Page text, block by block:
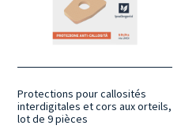
Protections pour callosités
interdigitales et cors aux orteils,
lot de 9 pièces